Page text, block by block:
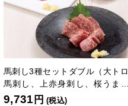
馬刺し3種セットダブル（大トロ
馬刺し、上赤身刺し、桜うまト
ロ各2個）
9,731 円 (税込)